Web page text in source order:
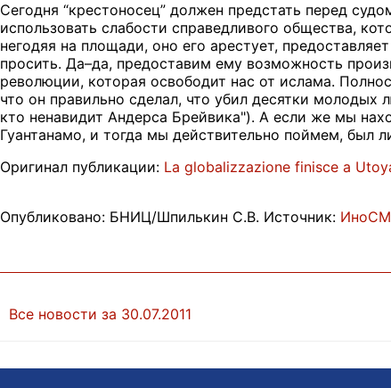
Сегодня “крестоносец” должен предстать перед
использовать слабости справедливого общества,
негодяя на площади, оно его арестует,
просить. Да–да, предоставим ему возможность
революции, которая освободит нас от ислама.
что он правильно сделал, что убил десятки
кто ненавидит Андерса Брейвика"). А если же мы
Гуантанамо, и тогда мы действительно поймем, был
Оригинал публикации: La globalizzazione finisce a
Опубликовано: БНИЦ/Шпилькин С.В. Источник:
Все новости за 30.07.2011